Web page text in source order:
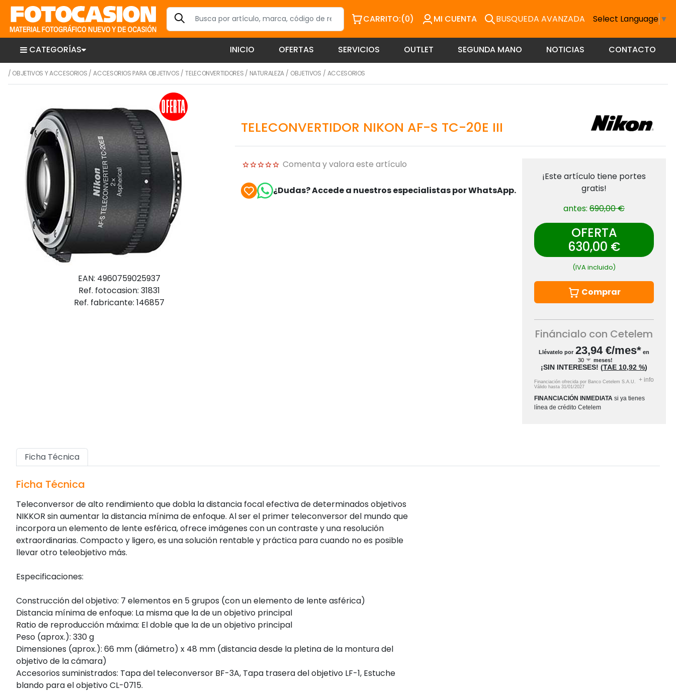
CARRITO:(0) MI CUENTA BUSQUEDA AVANZADA Select Language ▼
CATEGORÍAS INICIO OFERTAS SERVICIOS OUTLET SEGUNDA MANO NOTICIAS CONTACTO
/ OBJETIVOS Y ACCESORIOS /ACCESORIOS PARA OBJETIVOS /TELECONVERTIDORES / NATURALEZA/ OBJETIVOS / ACCESORIOS
EAN: 4960759025937
Ref. fotocasion: 31831
Ref. fabricante: 146857
TELECONVERTIDOR NIKON AF-S TC-20E III
Comenta y valora este artículo
¿Dudas? Accede a nuestros especialistas por WhatsApp.
¡Este artículo tiene portes
gratis!
antes:690,00 €
OFERTA
630,00 €
(IVA incluido)
Comprar
Fináncialo con Cetelem
Llévatelo por 23,94€/mes* en
meses!
¡SIN INTERESES!(TAE10,92 %)
Financiación ofrecida por Banco Cetelem S.A.U.
Válido hasta31/01/2027
+ info
FINANCIACIÓN INMEDIATA si ya tienes
línea de crédito Cetelem
Ficha Técnica
Ficha Técnica
Teleconversor de alto rendimiento que dobla la distancia focal efectiva de determinados objetivos
NIKKOR sin aumentar la distancia mínima de enfoque. Al ser el primer teleconversor del mundo que
incorpora un elemento de lente esférica, ofrece imágenes con un contraste y una resolución
extraordinarias. Compacto y ligero, es una solución rentable y práctica para cuando no es posible
llevar otro teleobjetivo más.
Especificaciones:
Construcción del objetivo: 7 elementos en 5 grupos (con un elemento de lente asférica)
Distancia mínima de enfoque: La misma que la de un objetivo principal
Ratio de reproducción máxima: El doble que la de un objetivo principal
Peso (aprox.): 330 g
Dimensiones (aprox.): 66 mm (diámetro) x 48 mm (distancia desde la pletina de la montura del
objetivo de la cámara)
Accesorios suministrados: Tapa del teleconversor BF-3A, Tapa trasera del objetivo LF-1, Estuche
blando para el objetivo CL-0715.